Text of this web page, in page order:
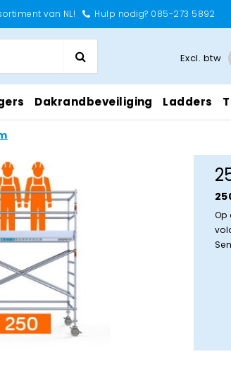
van NL! Hulp nodig? 085-273 5892
Excl. btw
Dakrandbeveiliging Ladders
Op